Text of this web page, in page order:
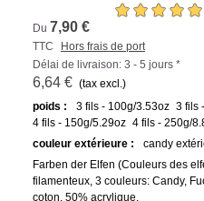
Du 7,90 €
TTC
Hors frais de port
Délai de livraison: 3 - 5 jours *
6,64 € (tax excl.)
poids :
3 fils - 100g/3.53oz 3 fils
4 fils - 150g/5.29oz 4 fils - 250g/
couleur extérieure :
candy
Farben der Elfen (Couleurs des
filamenteux, 3 couleurs: Candy,
coton, 50% acrylique.